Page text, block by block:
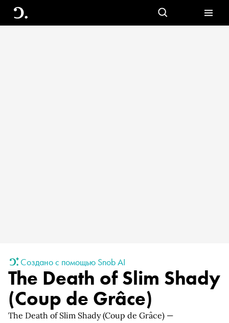
Создано с помощью Snob AI
The Death of Slim Shady
(Coup de Grâce)
The Death of Slim Shady (Coup de Grâce) —